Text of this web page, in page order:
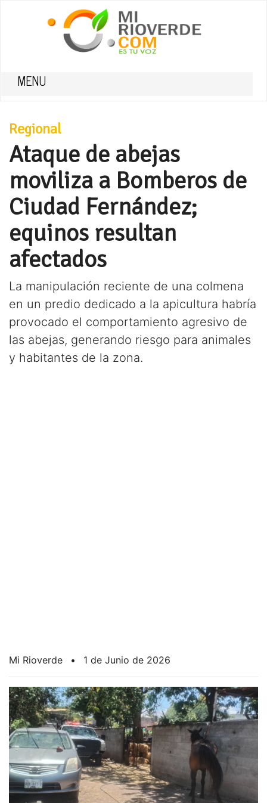
MENU
Regional
Ataque de abejas
moviliza a Bomberos de
Ciudad Fernández;
equinos resultan
afectados
La manipulación reciente de una colmena
en un predio dedicado a la apicultura habría
provocado el comportamiento agresivo de
las abejas, generando riesgo para animales
y habitantes de la zona.
Mi Rioverde • 1 de Junio de 2026